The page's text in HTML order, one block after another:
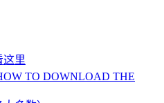
这里
TO DOWNLOAD THE